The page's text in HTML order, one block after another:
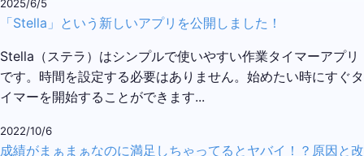
2025/6/5
「Stella」という新しいアプリを公開しました！
Stella（ステラ）はシンプルで使いやすい作業タイマーアプリ
です。時間を設定する必要はありません。始めたい時にすぐタ
イマーを開始することができます...
2022/10/6
成績がまぁまぁなのに満足しちゃってるとヤバイ！？原因と改